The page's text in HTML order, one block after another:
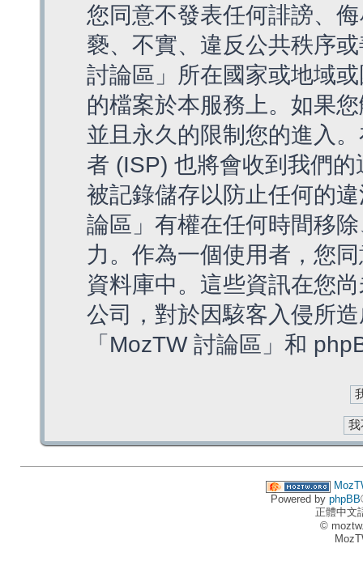
您同意不發表任何誹謗、
褻、不實、違反公共秩序
討論區」所在國家或地域
的檔案於本服務上。如果
並且永久的限制您的進入
者 (ISP) 也將會收到我們
被記錄儲存以防止任何的
論區」有權在任何時間移
力。作為一個使用者，您
資料庫中。這些資訊在您
公司，對於因駭客入侵所
「MozTW 討論區」和
Powered by phpBB
正體中文
©